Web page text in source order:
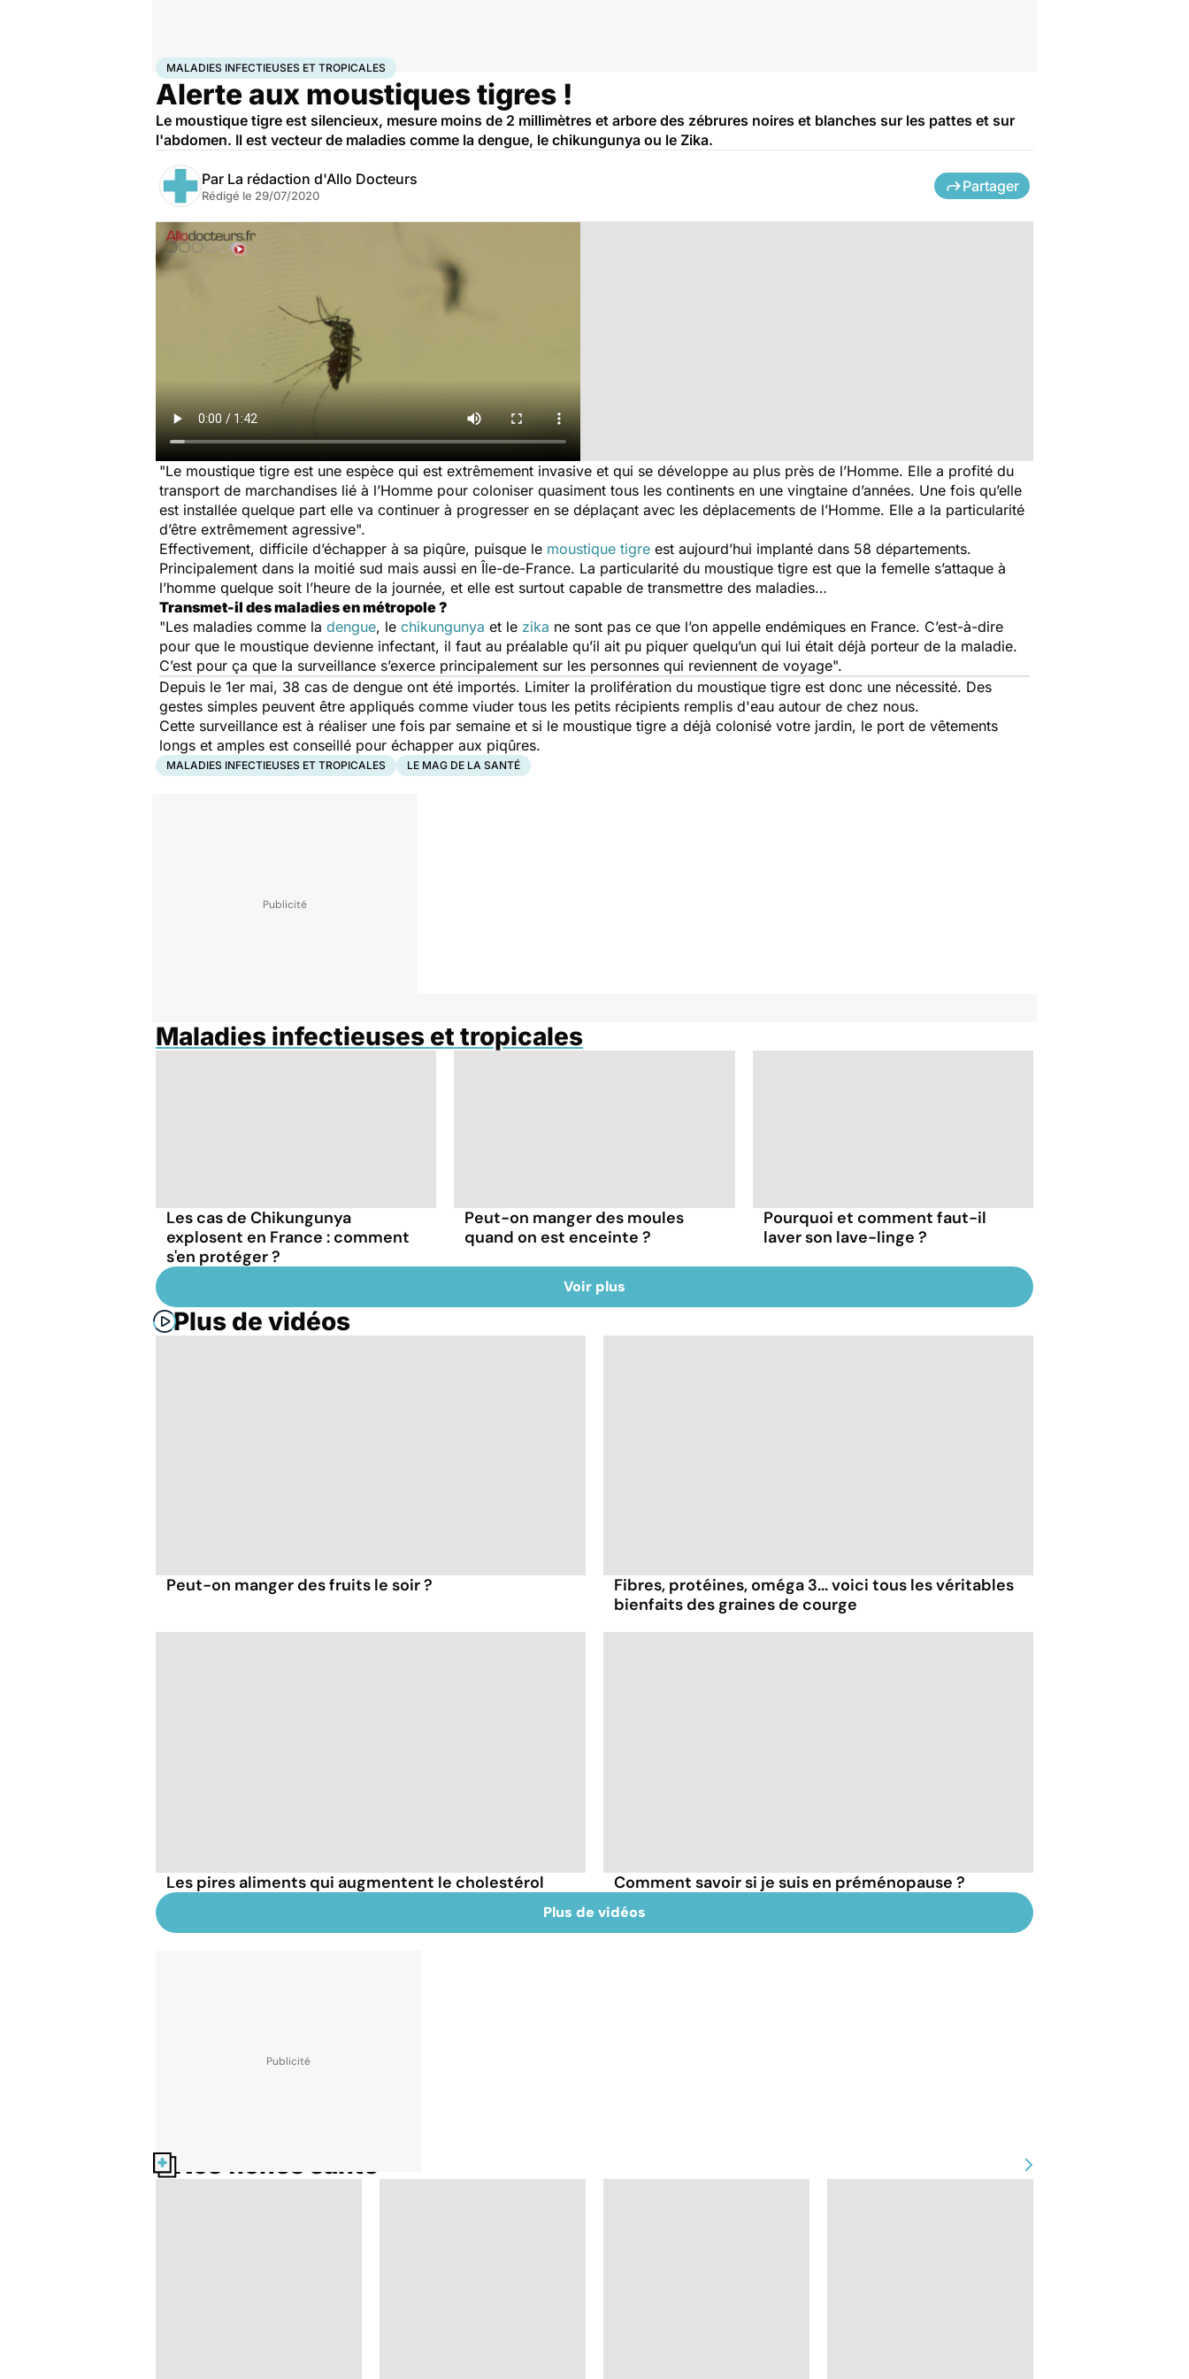
AccueilSanté MaladiesMaladies infectieuses et tropicales
MALADIES INFECTIEUSES ET TROPICALES
Alerte aux moustiques tigres !
Le moustique tigre est silencieux, mesure moins de 2 millimètres et arbore des zébrures noires et blanches sur les pattes et sur
l'abdomen. Il est vecteur de maladies comme la dengue, le chikungunya ou le Zika.
Par La rédaction d'Allo Docteurs
Rédigé le 29/07/2020
Partager
"Le moustique tigre est une espèce qui est extrêmement invasive et qui se développe au plus près de l’Homme. Elle a profité du
transport de marchandises lié à l’Homme pour coloniser quasiment tous les continents en une vingtaine d’années. Une fois qu’elle
est installée quelque part elle va continuer à progresser en se déplaçant avec les déplacements de l’Homme. Elle a la particularité
d’être extrêmement agressive".
Effectivement, difficile d’échapper à sa piqûre, puisque le moustique tigre est aujourd’hui implanté dans 58 départements.
Principalement dans la moitié sud mais aussi en Île-de-France. La particularité du moustique tigre est que la femelle s’attaque à
l’homme quelque soit l’heure de la journée, et elle est surtout capable de transmettre des maladies…
Transmet-il des maladies en métropole ?
"Les maladies comme la dengue, le chikungunya et le zika ne sont pas ce que l’on appelle endémiques en France. C’est-à-dire
pour que le moustique devienne infectant, il faut au préalable qu’il ait pu piquer quelqu’un qui lui était déjà porteur de la maladie.
C’est pour ça que la surveillance s’exerce principalement sur les personnes qui reviennent de voyage".
Depuis le 1er mai, 38 cas de dengue ont été importés. Limiter la prolifération du moustique tigre est donc une nécessité. Des
gestes simples peuvent être appliqués comme viuder tous les petits récipients remplis d'eau autour de chez nous.
Cette surveillance est à réaliser une fois par semaine et si le moustique tigre a déjà colonisé votre jardin, le port de vêtements
longs et amples est conseillé pour échapper aux piqûres.
MALADIES INFECTIEUSES ET TROPICALES LE MAG DE LA SANTÉ
Maladies infectieuses et tropicales
Les cas de Chikungunya
explosent en France : comment
s'en protéger ?
Peut-on manger des moules
quand on est enceinte ?
Pourquoi et comment faut-il
laver son lave-linge ?
Voir plus
Plus de vidéos
Peut-on manger des fruits le soir ?
Fibres, protéines, oméga 3... voici tous les véritables
bienfaits des graines de courge
Les pires aliments qui augmentent le cholestérol Comment savoir si je suis en préménopause ?
Plus de vidéos
Nos fiches santé